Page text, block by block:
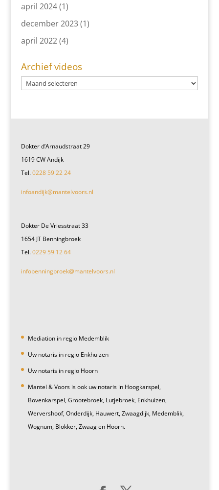
april 2024(1)
december 2023(1)
april 2022(4)
Archief videos
Dokter d’Arnaudstraat 29
1619 CW Andijk
Tel.0228 59 22 24
infoandijk@mantelvoors.nl
Dokter De Vriesstraat 33
1654 JT Benningbroek
Tel.0229 59 12 64
infobenningbroek@mantelvoors.nl
Mediation in regio Medemblik
Uw notaris in regio Enkhuizen
Uw notaris in regio Hoorn
Mantel & Voors is ook uw notaris in Hoogkarspel,
Bovenkarspel, Grootebroek, Lutjebroek, Enkhuizen,
Wervershoof, Onderdijk, Hauwert, Zwaagdijk, Medemblik,
Wognum, Blokker, Zwaag en Hoorn.